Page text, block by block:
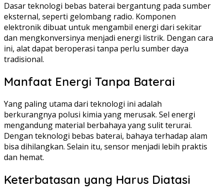
Dasar teknologi bebas baterai bergantung pada sumber
eksternal, seperti gelombang radio. Komponen
elektronik dibuat untuk mengambil energi dari sekitar
dan mengkonversinya menjadi energi listrik. Dengan cara
ini, alat dapat beroperasi tanpa perlu sumber daya
tradisional.
Manfaat Energi Tanpa Baterai
Yang paling utama dari teknologi ini adalah
berkurangnya polusi kimia yang merusak. Sel energi
mengandung material berbahaya yang sulit terurai.
Dengan teknologi bebas baterai, bahaya terhadap alam
bisa dihilangkan. Selain itu, sensor menjadi lebih praktis
dan hemat.
Keterbatasan yang Harus Diatasi